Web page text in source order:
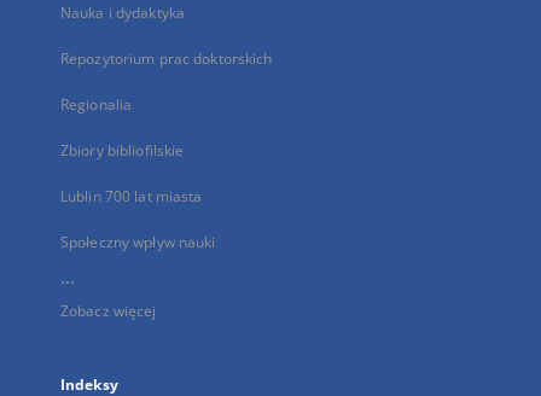
Nauka i dydaktyka
Repozytorium prac doktorskich
Regionalia
Zbiory bibliofilskie
Lublin 700 lat miasta
Społeczny wpływ nauki
...
Zobacz więcej
Indeksy